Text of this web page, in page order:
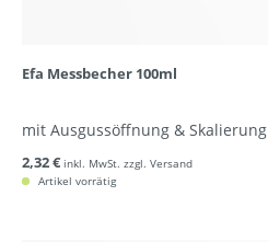
Efa Messbecher 100ml
mit Ausgussöffnung & Skalierung
2,32 € inkl. MwSt. zzgl. Versand
Artikel vorrätig